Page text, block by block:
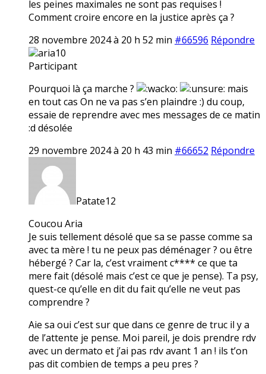
les peines maximales ne sont pas requises !
Comment croire encore en la justice après ça ?
28 novembre 2024 à 20 h 52 min #66596 Répondre
aria10
Participant
Pourquoi là ça marche ?
mais
en tout cas On ne va pas s’en plaindre :) du coup,
essaie de reprendre avec mes messages de ce matin
:d désolée
29 novembre 2024 à 20 h 43 min #66652 Répondre
Patate12
Coucou Aria
Je suis tellement désolé que sa se passe comme sa
avec ta mère ! tu ne peux pas déménager ? ou être
hébergé ? Car la, c’est vraiment c**** ce que ta
mere fait (désolé mais c’est ce que je pense). Ta psy,
quest-ce qu’elle en dit du fait qu’elle ne veut pas
comprendre ?
Aie sa oui c’est sur que dans ce genre de truc il y a
de l’attente je pense. Moi pareil, je dois prendre rdv
avec un dermato et j’ai pas rdv avant 1 an ! ils t’on
pas dit combien de temps a peu pres ?